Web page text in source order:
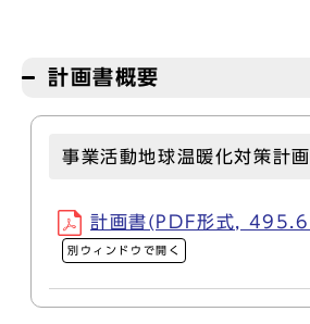
計画書概要
事業活動地球温暖化対策計
計画書(PDF形式,
別ウィンドウで開く